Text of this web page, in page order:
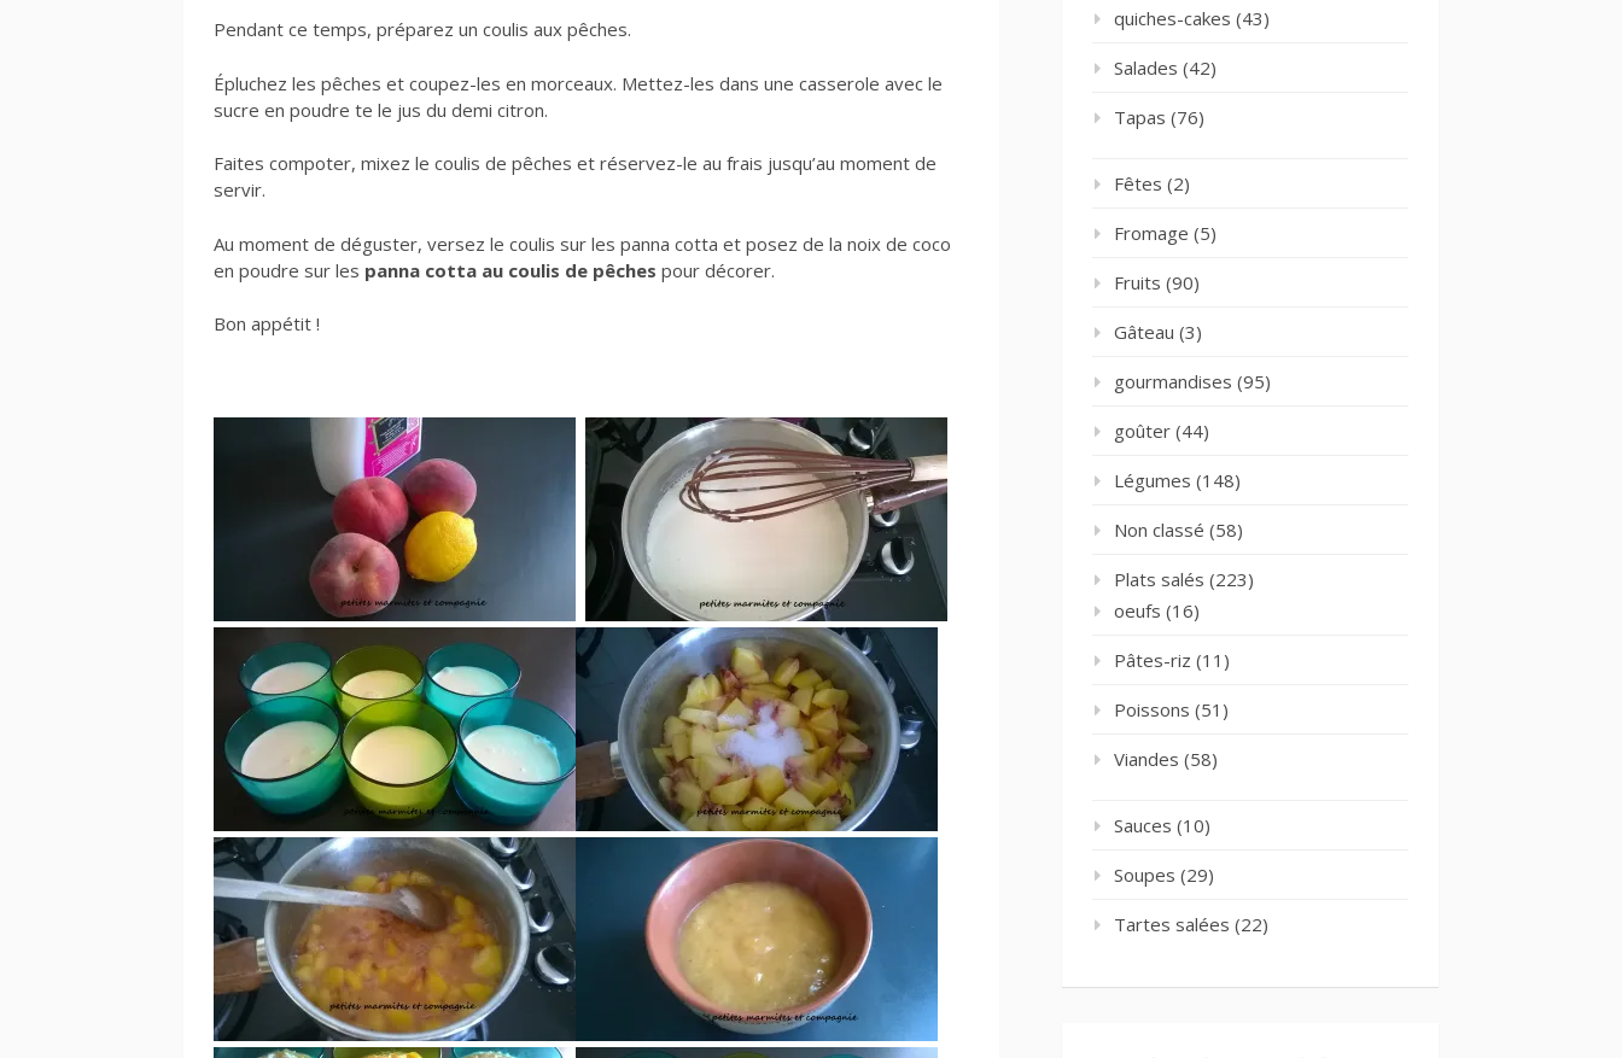
Pendant ce temps, préparez un coulis aux pêches.
Épluchez les pêches et coupez-les en morceaux. Mettez-les dans une casserole avec le
sucre en poudre te le jus du demi citron.
Faites compoter, mixez le coulis de pêches et réservez-le au frais jusqu’au moment de
servir.
Au moment de déguster, versez le coulis sur les panna cotta et posez de la noix de coco
en poudre sur les panna cotta au coulis de pêches pour décorer.
Bon appétit !
quiches-cakes (43)
Salades (42)
Tapas (76)
Fêtes (2)
Fromage (5)
Fruits (90)
Gâteau (3)
gourmandises (95)
goûter (44)
Légumes (148)
Non classé (58)
Plats salés (223)
oeufs (16)
Pâtes-riz (11)
Poissons (51)
Viandes (58)
Sauces (10)
Soupes (29)
Tartes salées (22)